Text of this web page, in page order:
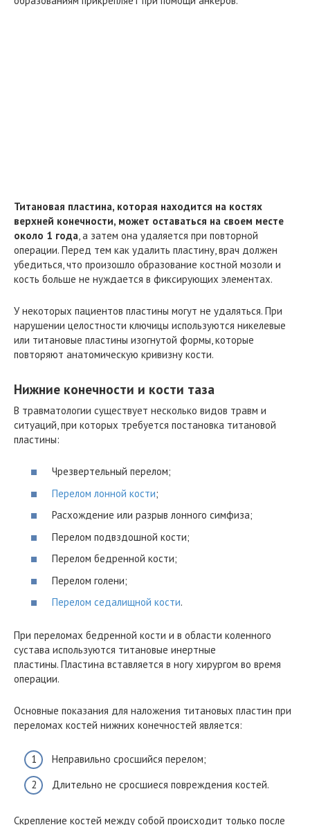
Титановая пластина, которая находится на костях
верхней конечности, может оставаться на своем месте
около 1 года , а затем она удаляется при повторной
операции. Перед тем как удалить пластину, врач должен
убедиться, что произошло образование костной мозоли и
кость больше не нуждается в фиксирующих элементах.
У некоторых пациентов пластины могут не удаляться. При
нарушении целостности ключицы используются никелевые
или титановые пластины изогнутой формы, которые
повторяют анатомическую кривизну кости.
Нижние конечности и кости таза
В травматологии существует несколько видов травм и
ситуаций, при которых требуется постановка титановой
пластины:
Чрезвертельный перелом;
Перелом лонной кости;
Расхождение или разрыв лонного симфиза;
Перелом подвздошной кости;
Перелом бедренной кости;
Перелом голени;
Перелом седалищной кости.
При переломах бедренной кости и в области коленного
сустава используются титановые инертные
пластины. Пластина вставляется в ногу хирургом во время
операции.
Основные показания для наложения титановых пластин при
переломах костей нижних конечностей является:
Неправильно сросшийся перелом;
Длительно не сросшиеся повреждения костей.
Скрепление костей между собой происходит только после